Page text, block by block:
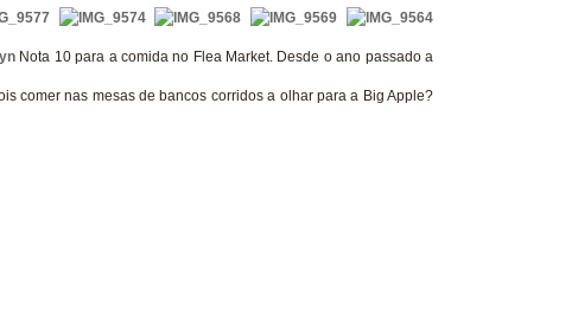
Nota 10 para a comida no Flea Market. Desde o ano passado a
comer nas mesas de bancos corridos a olhar para a Big Apple?